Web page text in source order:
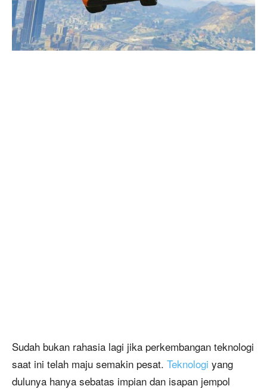
Sudah bukan rahasia lagi jika perkembangan teknologi
saat ini telah maju semakin pesat. Teknologi yang
dulunya hanya sebatas impian dan isapan jempol